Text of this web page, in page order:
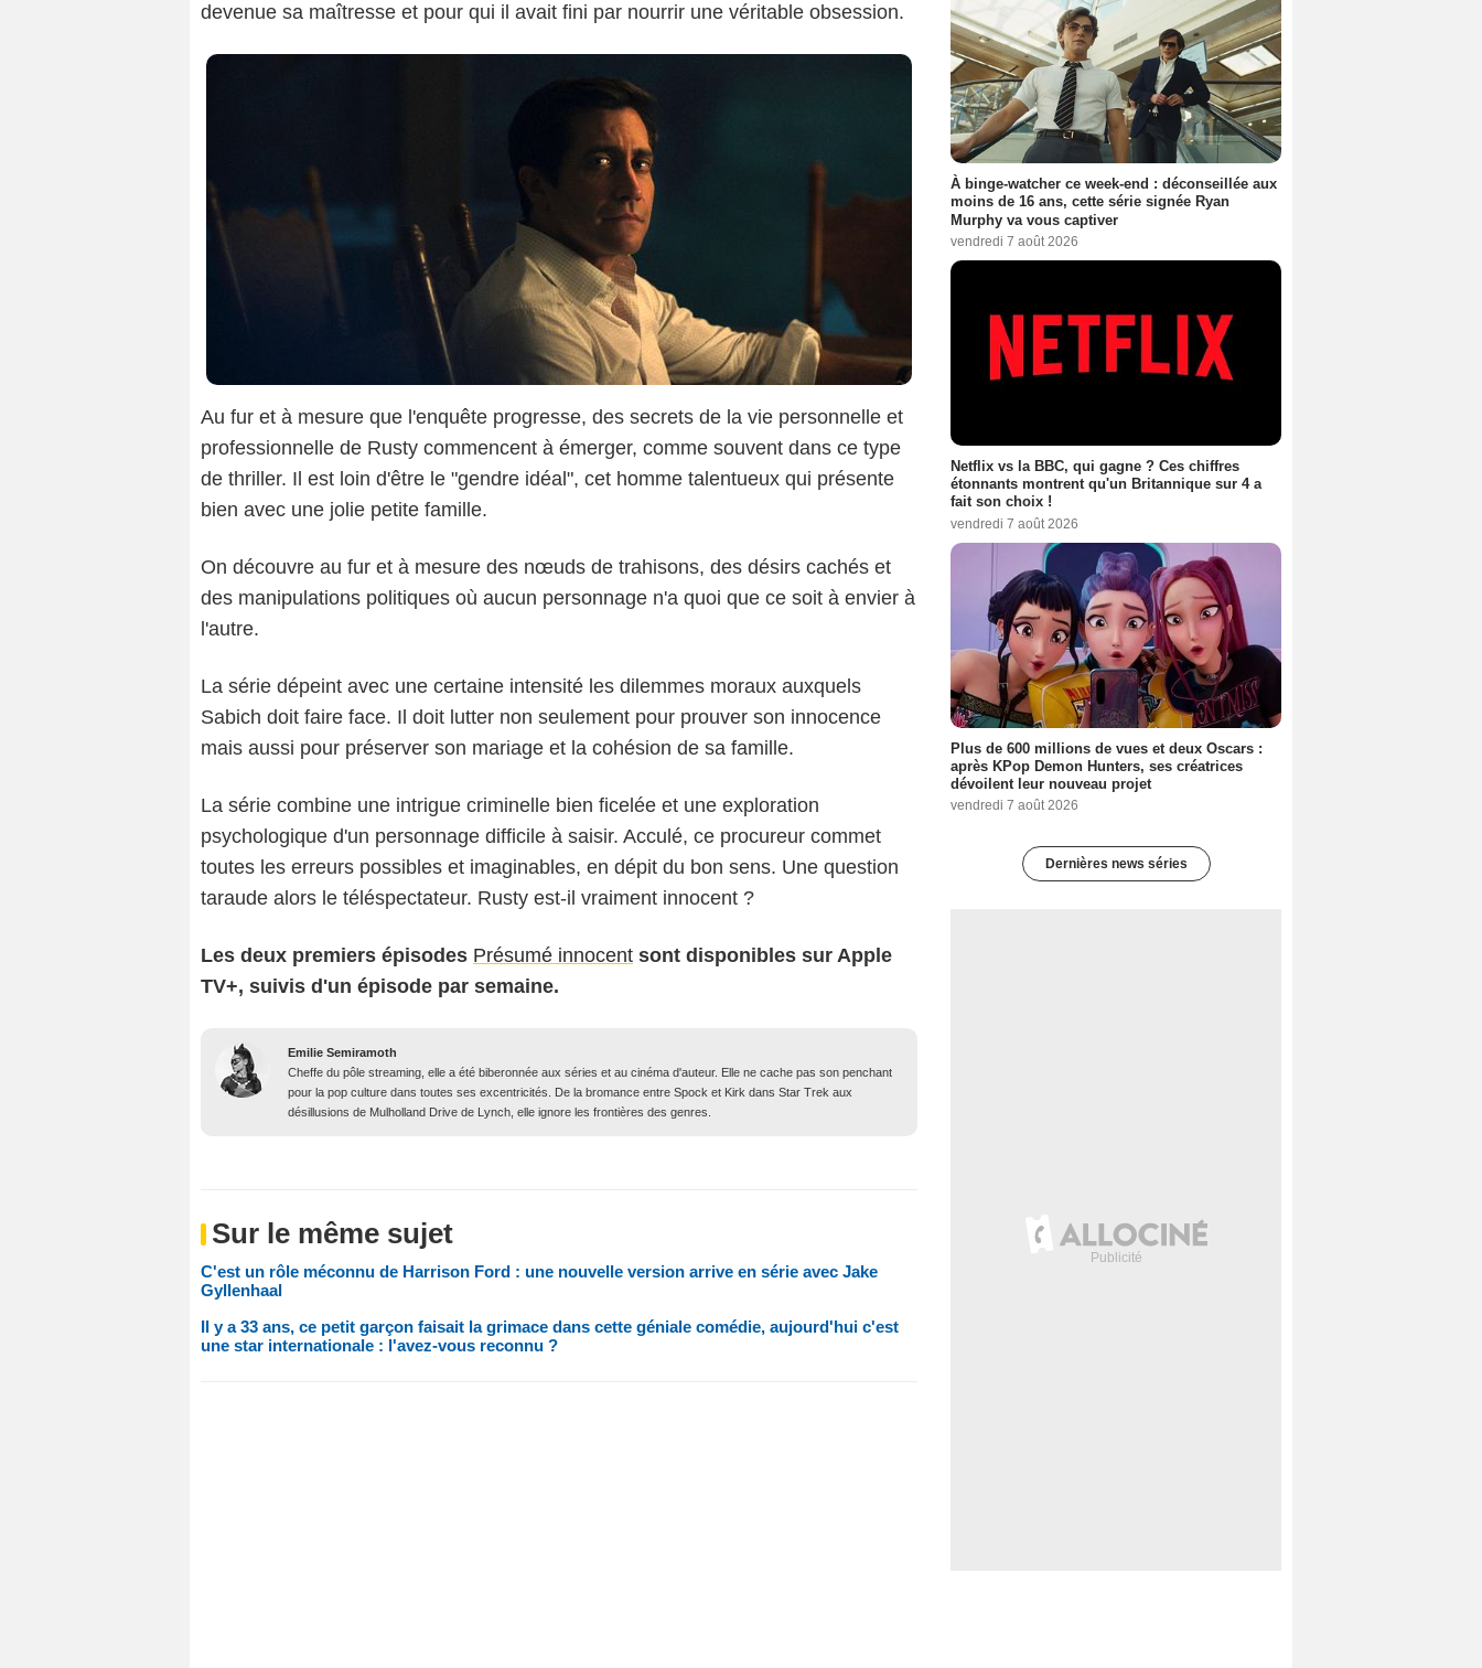
devenue sa maîtresse et pour qui il avait fini par nourrir une véritable obsession.
Au fur et à mesure que l'enquête progresse, des secrets de la vie personnelle et
professionnelle de Rusty commencent à émerger, comme souvent dans ce type
de thriller. Il est loin d'être le "gendre idéal", cet homme talentueux qui présente
bien avec une jolie petite famille.
On découvre au fur et à mesure des nœuds de trahisons, des désirs cachés et
des manipulations politiques où aucun personnage n'a quoi que ce soit à envier à
l'autre.
La série dépeint avec une certaine intensité les dilemmes moraux auxquels
Sabich doit faire face. Il doit lutter non seulement pour prouver son innocence
mais aussi pour préserver son mariage et la cohésion de sa famille.
La série combine une intrigue criminelle bien ficelée et une exploration
psychologique d'un personnage difficile à saisir. Acculé, ce procureur commet
toutes les erreurs possibles et imaginables, en dépit du bon sens. Une question
taraude alors le téléspectateur. Rusty est-il vraiment innocent ?
Les deux premiers épisodes Présumé innocent sont disponibles sur Apple
TV+, suivis d'un épisode par semaine.
Emilie Semiramoth
Cheffe du pôle streaming, elle a été biberonnée aux séries et au cinéma d'auteur. Elle ne cache pas son penchant
pour la pop culture dans toutes ses excentricités. De la bromance entre Spock et Kirk dans Star Trek aux
désillusions de Mulholland Drive de Lynch, elle ignore les frontières des genres.
Sur le même sujet
C'est un rôle méconnu de Harrison Ford : une nouvelle version arrive en série avec Jake
Gyllenhaal
Il y a 33 ans, ce petit garçon faisait la grimace dans cette géniale comédie, aujourd'hui c'est
une star internationale : l'avez-vous reconnu ?
À binge-watcher ce week-end : déconseillée aux
moins de 16 ans, cette série signée Ryan
Murphy va vous captiver
vendredi 7 août 2026
Netflix vs la BBC, qui gagne ? Ces chiffres
étonnants montrent qu'un Britannique sur 4 a
fait son choix !
vendredi 7 août 2026
Plus de 600 millions de vues et deux Oscars :
après KPop Demon Hunters, ses créatrices
dévoilent leur nouveau projet
vendredi 7 août 2026
Dernières news séries